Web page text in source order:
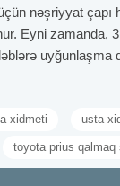
nəşriyyat çapı
Eyni
uyğunlaşma
tanıtım
bir
xidmeti usta
toyota prius qalmaq